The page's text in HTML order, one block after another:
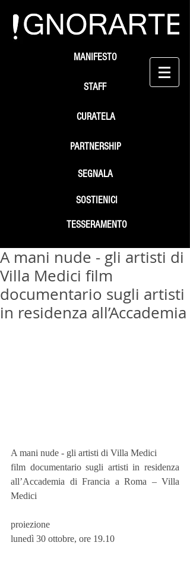
STAFF
SEGNALA
SOSTIENICI
MANIFESTO
PARTNERSHIP
TESSERAMENTO
CURATELA
A mani nude - gli artisti di
Villa Medici film
documentario sugli artisti
in residenza all’Accademia
A mani nude - gli artisti di Villa Medici
film documentario sugli artisti in residenza
all’Accademia di Francia a Roma – Villa
Medici
proiezione
lunedì 30 ottobre, ore 19.10